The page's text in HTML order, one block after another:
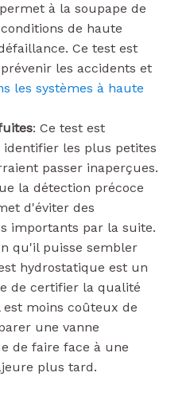
à la soupape de
de haute
Ce test est
les accidents et
les systèmes à haute
: Ce test est
les plus petites
passer inaperçues.
la détection précoce
d'éviter des
importants par la suite.
qu'il puisse sembler
hydrostatique est un
de certifier la qualité
moins coûteux de
une vanne
de faire face à une
plus tard.